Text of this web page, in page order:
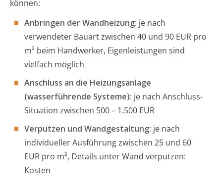
können:
Anbringen der Wandheizung: je nach
verwendeter Bauart zwischen 40 und 90 EUR pro
m² beim Handwerker, Eigenleistungen sind
vielfach möglich
Anschluss an die Heizungsanlage
(wasserführende Systeme): je nach Anschluss-
Situation zwischen 500 – 1.500 EUR
Verputzen und Wandgestaltung: je nach
individueller Ausführung zwischen 25 und 60
EUR pro m², Details unter Wand verputzen:
Kosten